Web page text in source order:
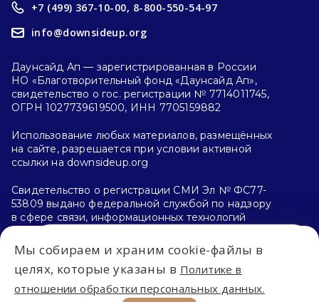
Впервые на сайте?
С чего начать?
+7 (499) 367-10-00, 8-800-550-54-97
info@downsideup.org
Даунсайд Ап — зарегистрированная в России
НО «Благотворительный фонд «Даунсайд Ап»,
свидетельство о гос. регистрации № 7714011745,
ОГРН 1027739619500, ИНН 7705159882
Использование любых материалов, размещённых
на сайте, разрешается при условии активной
ссылки на downsideup.org
Свидетельство о регистрации СМИ Эл № ФС77-
53809 выдано федеральной службой по надзору
в сфере связи, информационных технологий
и массовых коммуникаций (Роскомнадзор)
26.04.2013 г.
Политика конфиденциальности
Мы собираем и храним cookie-файлы в
целях, которые указаны в Политике в
отношении обработки персональных данных.